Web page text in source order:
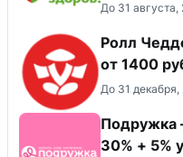
До 31 августа,
Ролл
от 1400
До 31 декабря,
Подружка
30% + 5%